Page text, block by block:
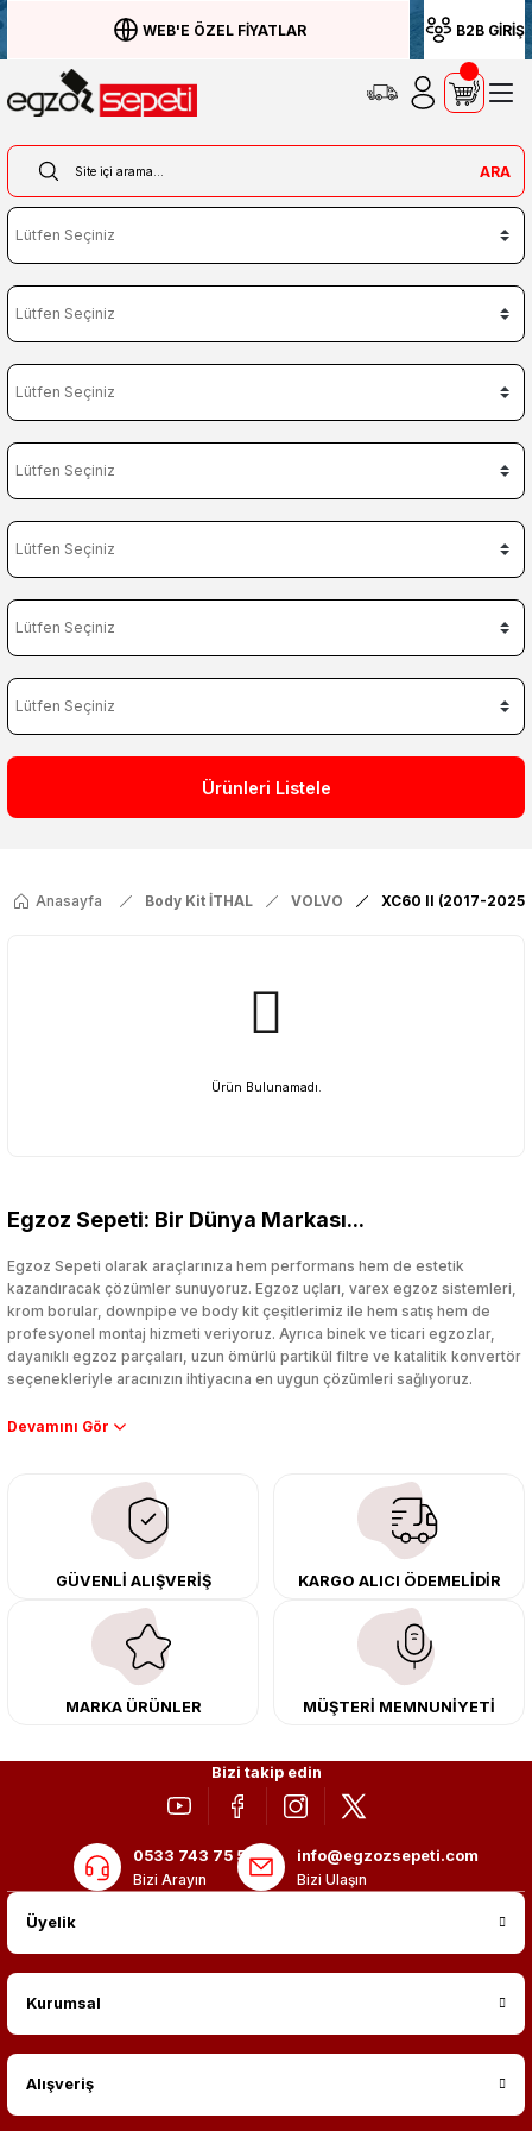
WEB'E ÖZEL FİYATLAR B2B GİRİŞ
ARA
Ürünleri Listele
Anasayfa Body Kit İTHAL VOLVO XC60 II (2017-2025)
Ürün Bulunamadı.
Egzoz Sepeti: Bir Dünya Markası...
Egzoz Sepeti olarak araçlarınıza hem performans hem de estetik
kazandıracak çözümler sunuyoruz. Egzoz uçları, varex egzoz sistemleri,
krom borular, downpipe ve body kit çeşitlerimiz ile hem satış hem de
profesyonel montaj hizmeti veriyoruz. Ayrıca binek ve ticari egzozlar,
dayanıklı egzoz parçaları, uzun ömürlü partikül filtre ve katalitik konvertör
seçenekleriyle aracınızın ihtiyacına en uygun çözümleri sağlıyoruz.
Performans artışı isteyen sürücüler için özel performans egzozları ve
çıkma orijinal ürünler ile yenileyebilir, body kit uygulamalarıyla aracınızın
tasarımını ve aerodinamisini üst seviyeye taşıyabilirsiniz.
Tüm ürünlerimiz orijinal, dayanıklı ve uzun ömürlüdür. İstanbul’daki montaj
merkezimizde profesyonel montaj yapıyor, Türkiye’nin her yerine güvenli
kargo ile teslimat gerçekleştiriyoruz. Aracınıza değer katmak için doğru
adres: Egzoz Sepeti.
GÜVENLİ ALIŞVERİŞ KARGO ALICI ÖDEMELİDİR
MARKA ÜRÜNLER MÜŞTERİ MEMNUNİYETİ
Bizi takip edin
0533 743 75 56
Bizi Arayın
info@egzozsepeti.com
Bizi Ulaşın
Üyelik
Kurumsal
Alışveriş